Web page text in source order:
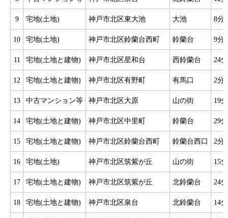
9 宅地(土地) 神戸市北区東大池 大池 8分
10 宅地(土地) 神戸市北区鈴蘭台西町 鈴蘭台 9分
11 宅地(土地と建物) 神戸市北区星和台 西鈴蘭台 24分
12 宅地(土地と建物) 神戸市北区有野町 有馬口 2分
13 中古マンション等 神戸市北区大原 山の街 19分
14 宅地(土地と建物) 神戸市北区中里町 鈴蘭台 29分
15 宅地(土地と建物) 神戸市北区鈴蘭台西町 鈴蘭台西口 2分
16 宅地(土地) 神戸市北区筑紫が丘 山の街 15分
17 宅地(土地と建物) 神戸市北区筑紫が丘 北鈴蘭台 24分
18 宅地(土地と建物) 神戸市北区泉台 北鈴蘭台 14分